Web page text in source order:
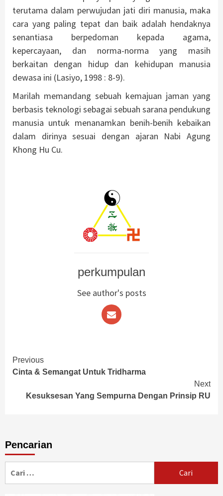
terutama dalam perwujudan jati diri manusia, maka
cara yang paling tepat dan baik adalah hendaknya
senantiasa berpedoman kepada agama,
kepercayaan, dan norma-norma yang masih
berkaitan dengan hidup dan kehidupan manusia
dewasa ini (Lasiyo, 1998 : 8-9).
Marilah memandang sebuah kemajuan jaman yang
berbasis teknologi sebagai sebuah sarana pendukung
manusia untuk menanamkan benih-benih kebaikan
dalam dirinya sesuai dengan ajaran Nabi Agung
Khong Hu Cu.
perkumpulan
See author's posts
Continue
Reading
Previous
Cinta & Semangat Untuk Tridharma
Next
Kesuksesan Yang Sempurna Dengan Prinsip RU
Pencarian
untuk: